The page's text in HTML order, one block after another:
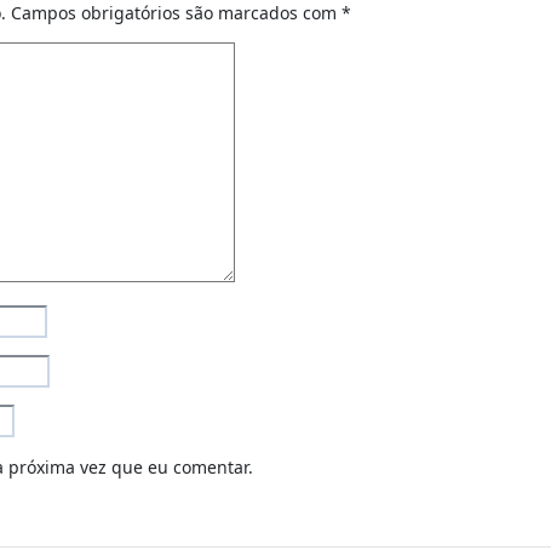
Campos obrigatórios são marcados com *
vez que eu comentar.